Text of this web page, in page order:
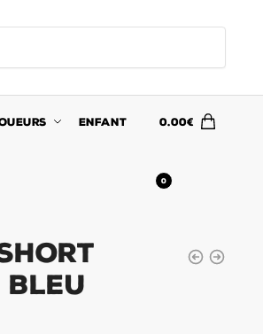
ENFANT 0.00€
0
Bleu